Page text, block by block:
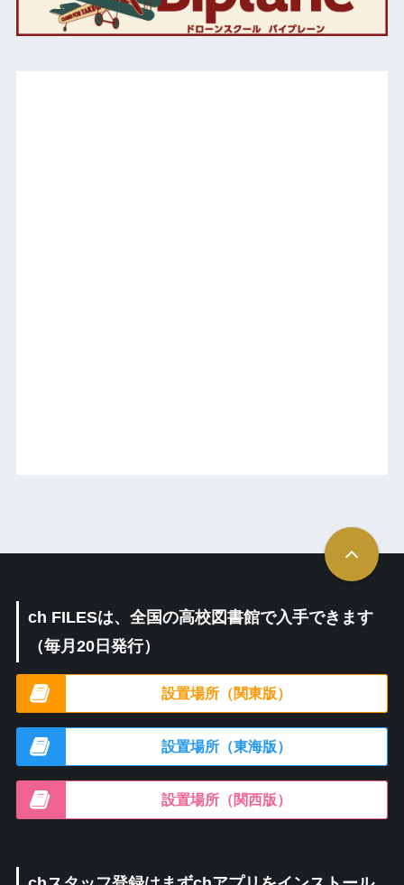
ch FILESは、全国の高校図書館で入手できます
（毎月20日発行）
設置場所（関東版）
設置場所（東海版）
設置場所（関西版）